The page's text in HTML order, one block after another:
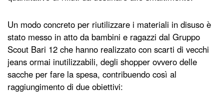
Un modo concreto per riutilizzare i materiali in disuso è
stato messo in atto da bambini e ragazzi dal Gruppo
Scout Bari 12 che hanno realizzato con scarti di vecchi
jeans ormai inutilizzabili, degli shopper ovvero delle
sacche per fare la spesa, contribuendo così al
raggiungimento di due obiettivi: